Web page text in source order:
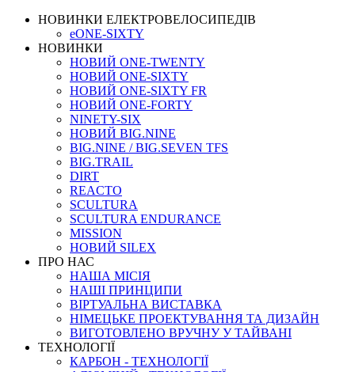
НОВИНКИ ЕЛЕКТРОВЕЛОСИПЕДІВ
eONE-SIXTY
НОВИНКИ
НОВИЙ ONE-TWENTY
НОВИЙ ONE-SIXTY
НОВИЙ ONE-SIXTY FR
НОВИЙ ONE-FORTY
NINETY-SIX
НОВИЙ BIG.NINE
BIG.NINE / BIG.SEVEN TFS
BIG.TRAIL
DIRT
REACTO
SCULTURA
SCULTURA ENDURANCE
MISSION
НОВИЙ SILEX
ПРО НАС
НАША МICIЯ
НАШI ПРИНЦИПИ
ВIРТУАЛЬНА ВИСТАВКА
НІМЕЦЬКЕ ПРОЕКТУВАННЯ ТА ДИЗАЙН
ВИГОТОВЛЕНО ВРУЧНУ У ТАЙВАНІ
ТЕХНОЛОГІЇ
КАРБОН - ТЕХНОЛОГІЇ